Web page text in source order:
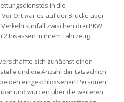
in die
Ort war es auf der Brücke über
Verkehrsunfall zwischen drei PKW
2 Insassen in ihrem Fahrzeug
sich zunächst einen
und die Anzahl der tatsächlich
eingeschlossenen Personen
und wurden über die weiteren